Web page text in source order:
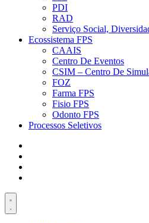
PDI
RAD
Serviço Social,
Ecossistema FPS
CAAIS
Centro De Eventos
CSIM – Centro De
FOZ
Farma FPS
Fisio FPS
Odonto FPS
Processos Seletivos